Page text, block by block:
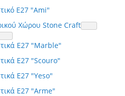
E27 "Ami"
Χώρου Stone Craft
E27 "Marble"
E27 "Scouro"
E27 "Yeso"
E27 "Arme"